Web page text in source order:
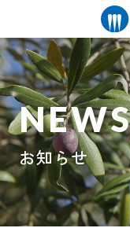
お知らせ